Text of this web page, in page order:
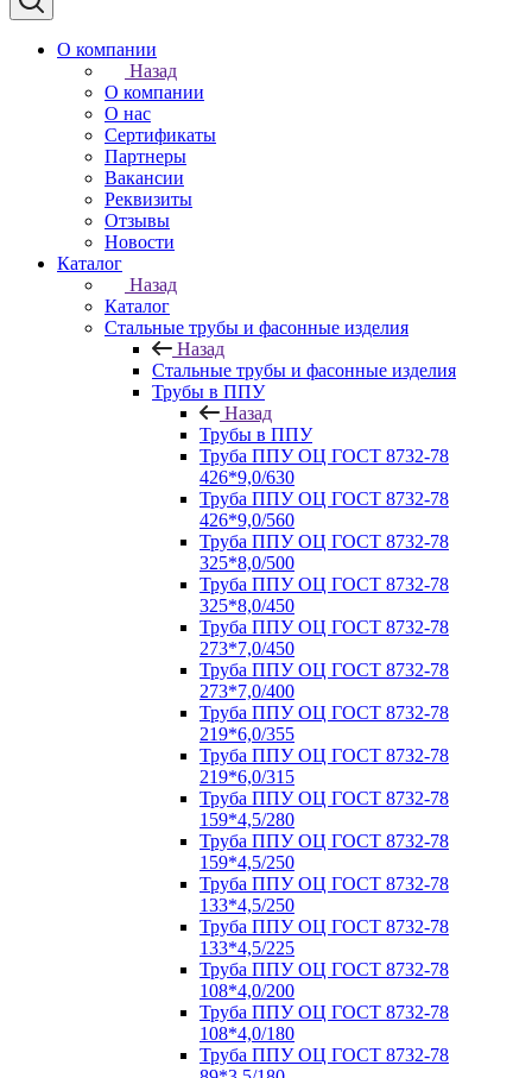
О компании
Назад
О компании
О нас
Сертификаты
Партнеры
Вакансии
Реквизиты
Отзывы
Новости
Каталог
Назад
Каталог
Стальные трубы и фасонные изделия
Назад
Стальные трубы и фасонные изделия
Трубы в ППУ
Назад
Трубы в ППУ
Труба ППУ ОЦ ГОСТ 8732-78
426*9,0/630
Труба ППУ ОЦ ГОСТ 8732-78
426*9,0/560
Труба ППУ ОЦ ГОСТ 8732-78
325*8,0/500
Труба ППУ ОЦ ГОСТ 8732-78
325*8,0/450
Труба ППУ ОЦ ГОСТ 8732-78
273*7,0/450
Труба ППУ ОЦ ГОСТ 8732-78
273*7,0/400
Труба ППУ ОЦ ГОСТ 8732-78
219*6,0/355
Труба ППУ ОЦ ГОСТ 8732-78
219*6,0/315
Труба ППУ ОЦ ГОСТ 8732-78
159*4,5/280
Труба ППУ ОЦ ГОСТ 8732-78
159*4,5/250
Труба ППУ ОЦ ГОСТ 8732-78
133*4,5/250
Труба ППУ ОЦ ГОСТ 8732-78
133*4,5/225
Труба ППУ ОЦ ГОСТ 8732-78
108*4,0/200
Труба ППУ ОЦ ГОСТ 8732-78
108*4,0/180
Труба ППУ ОЦ ГОСТ 8732-78